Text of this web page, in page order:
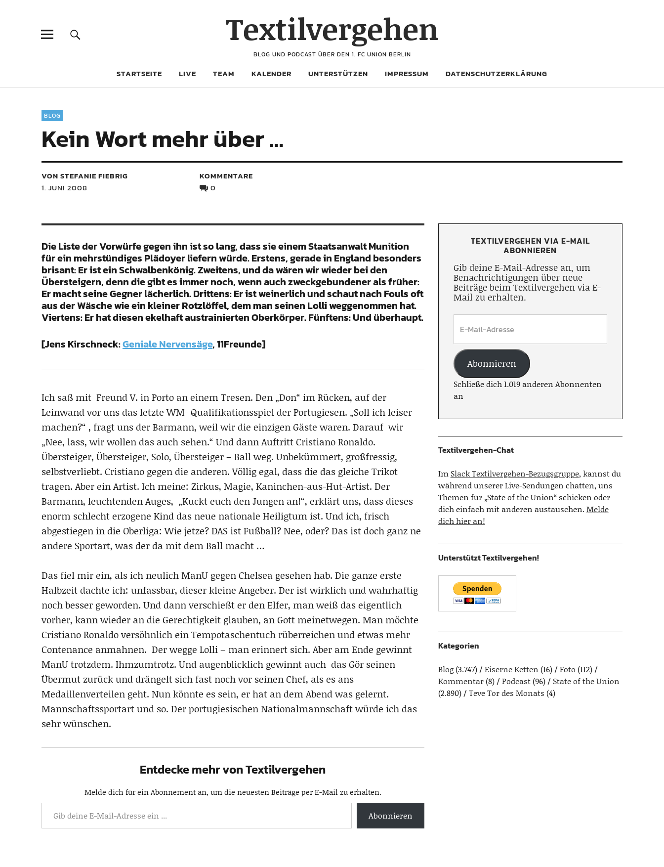
Textilvergehen
BLOG UND PODCAST ÜBER DEN 1. FC UNION BERLIN
STARTSEITE LIVE TEAM KALENDER UNTERSTÜTZEN IMPRESSUM DATENSCHUTZERKLÄRUNG
BLOG
Kein Wort mehr über …
VON STEFANIE FIEBRIG
1. JUNI 2008
KOMMENTARE
0
Die Liste der Vorwürfe gegen ihn ist so lang, dass sie einem Staatsanwalt Munition
für ein mehrstündiges Plädoyer liefern würde. Erstens, gerade in England besonders
brisant: Er ist ein Schwalbenkönig. Zweitens, und da wären wir wieder bei den
Übersteigern, denn die gibt es immer noch, wenn auch zweckgebundener als früher:
Er macht seine Gegner lächerlich. Drittens: Er ist weinerlich und schaut nach Fouls oft
aus der Wäsche wie ein kleiner Rotzlöffel, dem man seinen Lolli weggenommen hat.
Viertens: Er hat diesen ekelhaft austrainierten Oberkörper. Fünftens: Und überhaupt.
[Jens Kirschneck:Geniale Nervensäge, 11Freunde]
Ich saß mit Freund V. in Porto an einem Tresen. Den „Don“ im Rücken, auf der
Leinwand vor uns das letzte WM- Qualifikationsspiel der Portugiesen. „Soll ich leiser
machen?“ , fragt uns der Barmann, weil wir die einzigen Gäste waren. Darauf wir
„Nee, lass, wir wollen das auch sehen.“ Und dann Auftritt Cristiano Ronaldo.
Übersteiger, Übersteiger, Solo, Übersteiger – Ball weg. Unbekümmert, großfressig,
selbstverliebt. Cristiano gegen die anderen. Völlig egal, dass die das gleiche Trikot
tragen. Aber ein Artist. Ich meine: Zirkus, Magie, Kaninchen-aus-Hut-Artist. Der
Barmann, leuchtenden Auges, „Kuckt euch den Jungen an!“, erklärt uns, dass dieses
enorm schlecht erzogene Kind das neue nationale Heiligtum ist. Und ich, frisch
abgestiegen in die Oberliga: Wie jetze? DAS ist Fußball? Nee, oder? Das ist doch ganz ne
andere Sportart, was der da mit dem Ball macht …
Das fiel mir ein, als ich neulich ManU gegen Chelsea gesehen hab. Die ganze erste
Halbzeit dachte ich: unfassbar, dieser kleine Angeber. Der ist wirklich und wahrhaftig
noch besser geworden. Und dann verschießt er den Elfer, man weiß das eigentlich
vorher, kann wieder an die Gerechtigkeit glauben, an Gott meinetwegen. Man möchte
Cristiano Ronaldo versöhnlich ein Tempotaschentuch rüberreichen und etwas mehr
Contenance anmahnen. Der wegge Lolli – man erinnert sich. Aber am Ende gewinnt
ManU trotzdem. Ihmzumtrotz. Und augenblicklich gewinnt auch das Gör seinen
Übermut zurück und drängelt sich fast noch vor seinen Chef, als es ans
Medaillenverteilen geht. Nun könnte es sein, er hat an dem Abend was gelernt.
Mannschaftssportart und so. Der portugiesischen Nationalmannschaft würde ich das
sehr wünschen.
Entdecke mehr von Textilvergehen
Melde dich für ein Abonnement an, um die neuesten Beiträge per E-Mail zu erhalten.
Abonnieren
TEXTILVERGEHEN VIA E-MAIL
ABONNIEREN
Gib deine E-Mail-Adresse an, um
Benachrichtigungen über neue
Beiträge beim Textilvergehen via E-
Mail zu erhalten.
Abonnieren
Schließe dich 1.019 anderen Abonnenten
an
Textilvergehen-Chat
Im Slack Textilvergehen-Bezugsgruppe, kannst du
während unserer Live-Sendungen chatten, uns
Themen für „State of the Union“ schicken oder
dich einfach mit anderen austauschen.Melde
dich hier an!
Unterstützt Textilvergehen!
Kategorien
Blog(3.747) Eiserne Ketten (16) Foto (112)
Kommentar(8) Podcast(96)
State of the Union
(2.890)
Teve Tor des Monats (4)